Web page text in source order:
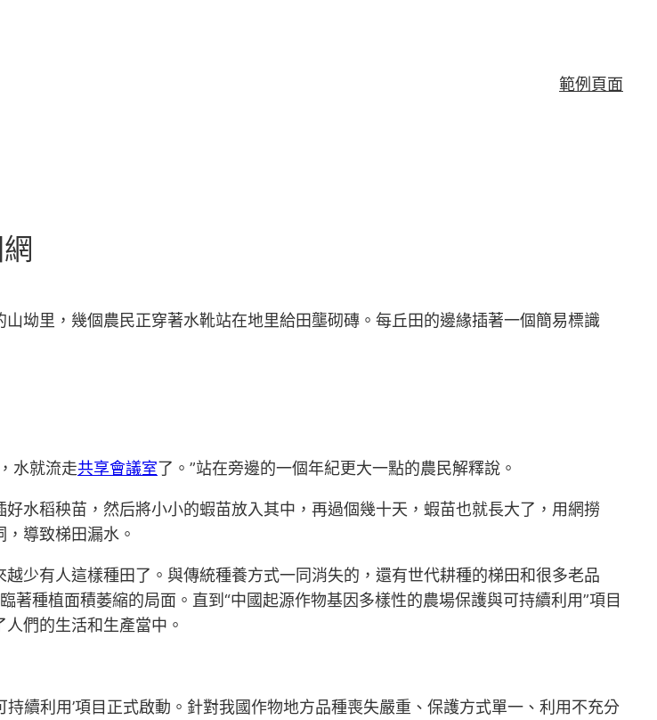
範例頁面
坳里，幾個農民正穿著水靴站在地里給田壟砌磚。每丘田的邊緣插著一個簡易標識
水就流走共享會議室了。”站在旁邊的一個年紀更大一點的農民解釋說。
水稻秧苗，然后將小小的蝦苗放入其中，再過個幾十天，蝦苗也就長大了，用網撈
導致梯田漏水。
少有人這樣種田了。與傳統種養方式一同消失的，還有世代耕種的梯田和很多老品
種植面積萎縮的局面。直到“中國起源作物基因多樣性的農場保護與可持續利用”項目
們的生活和生產當中。
續利用’項目正式啟動。針對我國作物地方品種喪失嚴重、保護方式單一、利用不充分